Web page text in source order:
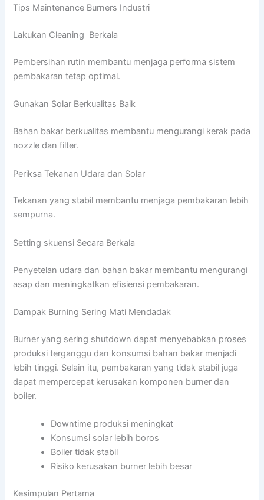
Tips Maintenance Burners Industri
Lakukan Cleaning Berkala
Pembersihan rutin membantu menjaga performa sistem
pembakaran tetap optimal.
Gunakan Solar Berkualitas Baik
Bahan bakar berkualitas membantu mengurangi kerak pada
nozzle dan filter.
Periksa Tekanan Udara dan Solar
Tekanan yang stabil membantu menjaga pembakaran lebih
sempurna.
Setting skuensi Secara Berkala
Penyetelan udara dan bahan bakar membantu mengurangi
asap dan meningkatkan efisiensi pembakaran.
Dampak Burning Sering Mati Mendadak
Burner yang sering shutdown dapat menyebabkan proses
produksi terganggu dan konsumsi bahan bakar menjadi
lebih tinggi. Selain itu, pembakaran yang tidak stabil juga
dapat mempercepat kerusakan komponen burner dan
boiler.
Downtime produksi meningkat
Konsumsi solar lebih boros
Boiler tidak stabil
Risiko kerusakan burner lebih besar
Kesimpulan Pertama